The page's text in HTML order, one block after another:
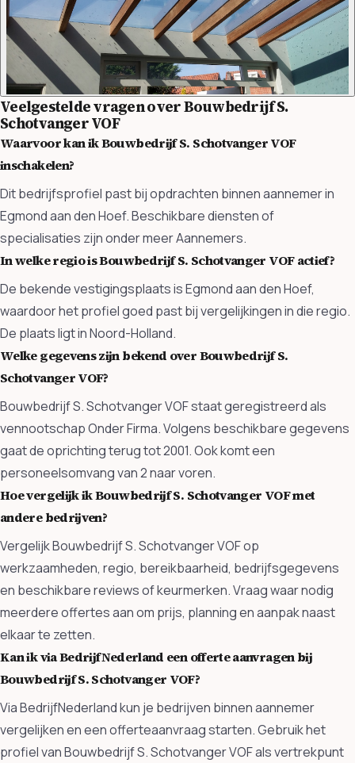
Veelgestelde vragen over Bouwbedrijf S.
Schotvanger VOF
Waarvoor kan ik Bouwbedrijf S. Schotvanger VOF
inschakelen?
Dit bedrijfsprofiel past bij opdrachten binnen aannemer in
Egmond aan den Hoef. Beschikbare diensten of
specialisaties zijn onder meer Aannemers.
In welke regio is Bouwbedrijf S. Schotvanger VOF actief?
De bekende vestigingsplaats is Egmond aan den Hoef,
waardoor het profiel goed past bij vergelijkingen in die regio.
De plaats ligt in Noord-Holland.
Welke gegevens zijn bekend over Bouwbedrijf S.
Schotvanger VOF?
Bouwbedrijf S. Schotvanger VOF staat geregistreerd als
vennootschap Onder Firma. Volgens beschikbare gegevens
gaat de oprichting terug tot 2001. Ook komt een
personeelsomvang van 2 naar voren.
Hoe vergelijk ik Bouwbedrijf S. Schotvanger VOF met
andere bedrijven?
Vergelijk Bouwbedrijf S. Schotvanger VOF op
werkzaamheden, regio, bereikbaarheid, bedrijfsgegevens
en beschikbare reviews of keurmerken. Vraag waar nodig
meerdere offertes aan om prijs, planning en aanpak naast
elkaar te zetten.
Kan ik via BedrijfNederland een offerte aanvragen bij
Bouwbedrijf S. Schotvanger VOF?
Via BedrijfNederland kun je bedrijven binnen aannemer
vergelijken en een offerteaanvraag starten. Gebruik het
profiel van Bouwbedrijf S. Schotvanger VOF als vertrekpunt